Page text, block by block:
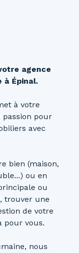
agence
à Épinal.
à votre
passion pour
avec
bien (maison,
ou en
ou
trouver une
de votre
pour vous.
nous